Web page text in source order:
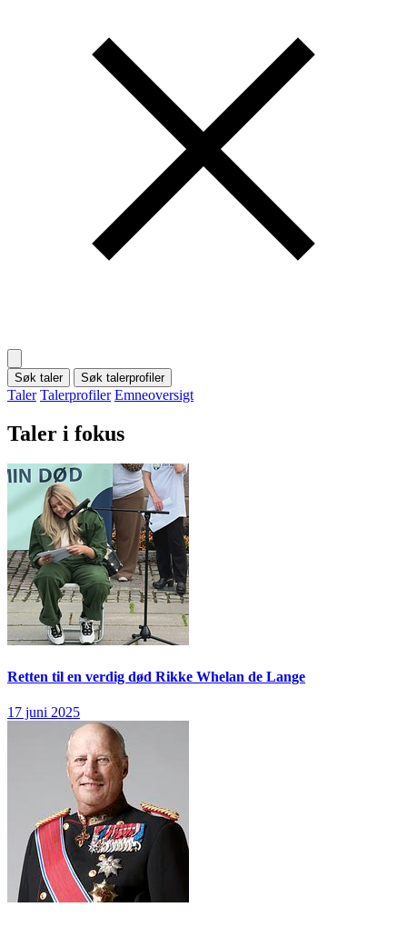
Søk taler Søk talerprofiler
Taler Talerprofiler Emneoversigt
Taler i fokus
Retten til en verdig død Rikke Whelan de Lange
17 juni 2025